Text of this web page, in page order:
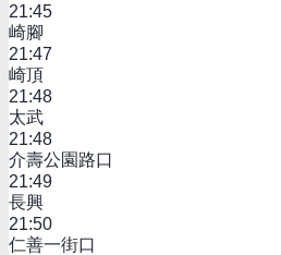
21:45
崎腳
21:47
崎頂
21:48
太武
21:48
介壽公園路口
21:49
長興
21:50
仁善一街口